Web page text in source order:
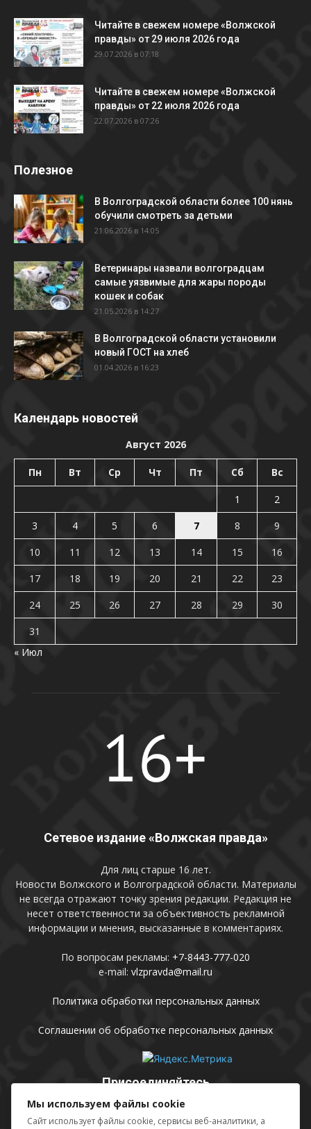
Читайте в свежем номере «Волжской
правды» от 29 июля 2026 года
29.07.2026 в 07:18
Читайте в свежем номере «Волжской
правды» от 22 июля 2026 года
22.07.2026 в 07:26
Полезное
В Волгоградской области более 100 нянь
обучили смотреть за детьми
21.06.2026 в 14:05
Ветеринары назвали волгоградцам
самые уязвимые для жары породы
кошек и собак
21.05.2026 в 14:27
В Волгоградской области установили
новый ГОСТ на хлеб
01.04.2026 в 16:23
Календарь новостей
Август 2026
Пн Вт Ср Чт Пт Сб Вс
1
2
3
4 5 6 7 8
9
10
11 12 13 14 15
16
17
18 19 20 21 22
23
24
25 26 27 28 29
30
31
« Июл
Сетевое издание «Волжская правда»
Для лиц старше 16 лет.
Новости Волжского и Волгоградской области. Материалы
не всегда отражают точку зрения редакции. Редакция не
несет ответственности за объективность рекламной
информации и мнения, высказанные в комментариях.
По вопросам рекламы: +7-8443-777-020
e-mail: vlzpravda@mail.ru
Политика обработки персональных данных
Соглашении об обработке персональных данных
Присоединяйтесь
Мы используем файлы cookie
Сайт использует файлы cookie, сервисы веб-аналитики, а